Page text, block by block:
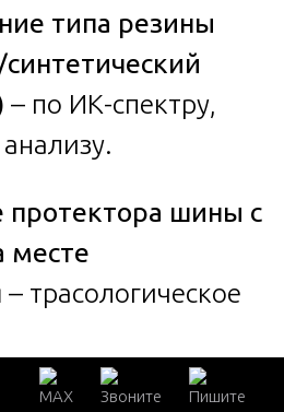
типа резины
– по ИК-спектру,
протектора шины с
месте
– трасологическое
конкретной